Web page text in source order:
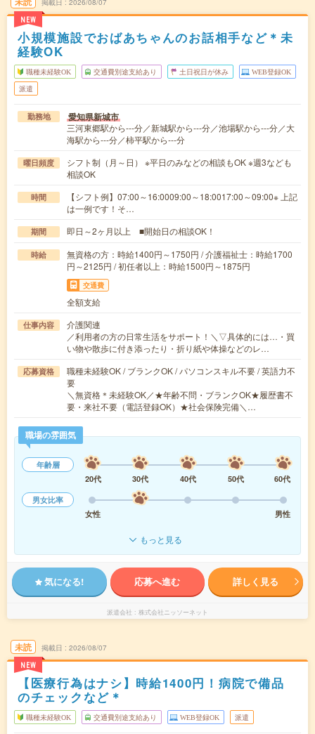
NEW
掲載日 2026/08/07
小規模施設でおばあちゃんのお話相手など＊未
経験OK
職種未経験OK 交通費別途支給あり 土日祝日が休み WEB登録OK
派遣
勤務地 愛知県新城市
三河東郷駅から---分／新城駅から---分／池場駅から---分／大
海駅から---分／柿平駅から---分
曜日頻度
シフト制（月～日） ※平日のみなどの相談もOK ※週3なども
相談OK
時間
【シフト例】07:00～16:0009:00～18:0017:00～09:00※ 上記
は一例です！そ…
期間 即日～2ヶ月以上 ■開始日の相談OK！
時給
無資格の方：時給1400円～1750円 / 介護福祉士：時給1700
円～2125円 / 初任者以上：時給1500円～1875円
交通費
全額支給
仕事内容
介護関連
／利用者の方の日常生活をサポート！＼▽具体的には…・買
い物や散歩に付き添ったり・折り紙や体操などのレ…
応募資格
職種未経験OK / ブランクOK / パソコンスキル不要 / 英語力不
要
＼無資格＊未経験OK／★年齢不問・ブランクOK★履歴書不
要・来社不要（電話登録OK）★社会保険完備＼…
職場の雰囲気
年齢層
20代
30代 40代 50代
60代
男女比率
女性
男性
もっと見る
気になる! 応募へ進む 詳しく見る
派遣会社 株式会社ニッソーネット
未読
NEW
掲載日 2026/08/07
【医療行為はナシ】時給1400円！病院で備品
のチェックなど＊
職種未経験OK 交通費別途支給あり WEB登録OK 派遣